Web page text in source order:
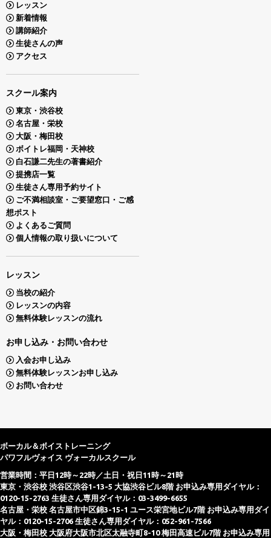
レッスン
新着情報
講師紹介
生徒さんの声
アクセス
スクール案内
東京・渋谷校
名古屋・栄校
大阪・梅田校
ボイトレ福岡・天神校
白石謙二先生の著書紹介
提携店一覧
生徒さん専用予約サイト
ご不満相談室・ご要望窓口・ご感
想ポスト
よくあるご質問
個人情報の取り扱いについて
レッスン
当校の紹介
レッスンの内容
無料体験レッスンの流れ
お申し込み・お問い合わせ
入会お申し込み
無料体験レッスンお申し込み
お問い合わせ
ボーカル＆ボイストレーニング
パワフルヴォイス ヴォーカルスクール
営業時間：平日12時～22時／土日・祝日11時～21時
東京・渋谷校 渋谷区渋谷1-13-5 大協渋谷ビル8階 お申込み専用ダイヤル：
0120-15-2763 生徒さん専用ダイヤル：03-3499-6655
名古屋・栄校 名古屋市中区錦3-15-1 ユース栄宮地ビル7階 お申込み専用ダイ
ヤル：0120-15-2706 生徒さん専用ダイヤル：052-961-7566
大阪・梅田校 大阪府大阪市北区太融寺町8-10 梅田高速ビル7階 お申込み専用